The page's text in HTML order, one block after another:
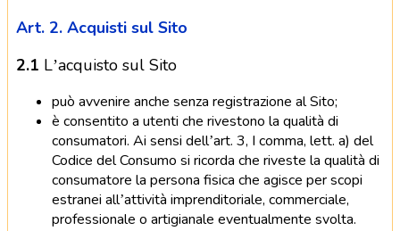
Art. 2. Acquisti sul Sito
2.1 L’acquisto sul Sito
può avvenire anche senza registrazione al Sito;
è consentito a utenti che rivestono la qualità di
consumatori. Ai sensi dell’art. 3, I comma, lett. a) del
Codice del Consumo si ricorda che riveste la qualità di
consumatore la persona fisica che agisce per scopi
estranei all’attività imprenditoriale, commerciale,
professionale o artigianale eventualmente svolta.